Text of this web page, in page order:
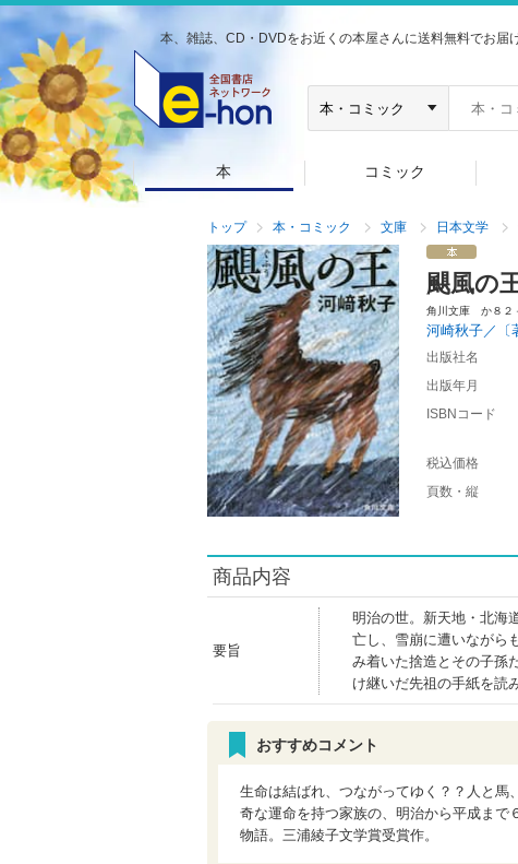
本、雑誌、CD・DVDをお近くの本屋さんに送料無料でお届
本 コミック
トップ 本・コミック 文庫 日本文学
颶風の
角川文庫 か８２
河崎秋子／〔
出版社名
出版年月
ISBNコード
税込価格
頁数・縦
商品内容
要旨
明治の世。新天地・北海
亡し、雪崩に遭いながら
み着いた捨造とその子孫
け継いだ先祖の手紙を読
おすすめコメント
生命は結ばれ、つながってゆく？？人と
奇な運命を持つ家族の、明治から平成まで
物語。三浦綾子文学賞受賞作。